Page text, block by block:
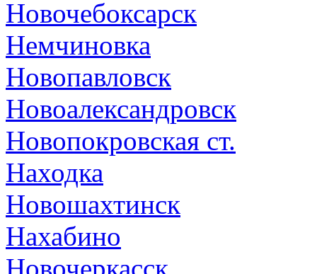
Новочебоксарск
Немчиновка
Новопавловск
Новоалександровск
Новопокровская ст.
Находка
Новошахтинск
Нахабино
Новочеркасск